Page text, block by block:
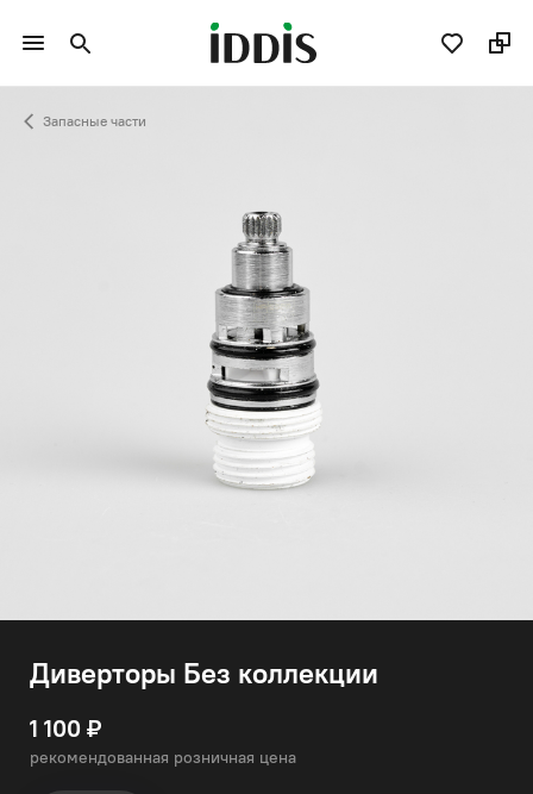
Запасные части
Диверторы Без коллекции
1 100 ₽
рекомендованная розничная цена